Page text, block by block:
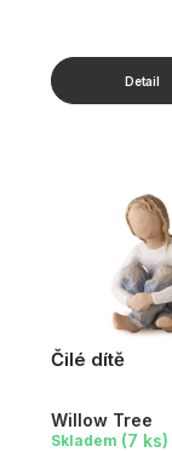
Čilé dítě
Willow Tree
Skladem (7 ks)